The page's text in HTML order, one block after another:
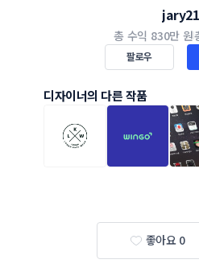
jary21
총 수익 830만 원
팔로우
디자이너의 다른 작품
좋아요 0